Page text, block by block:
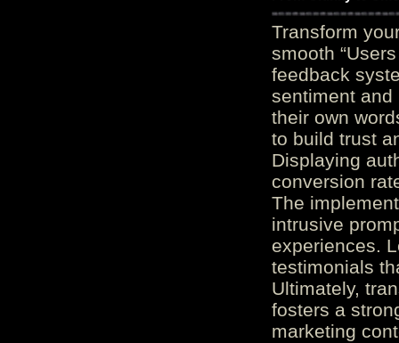
Transform
smooth
feedback
sentiment and
their own
to build trust
Displaying
conversion
The
intrusive
experiences.
testimonials
Ultimately,
fosters a
marketing